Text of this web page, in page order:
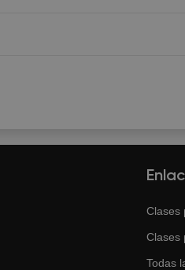
Clases
Clases
Todas